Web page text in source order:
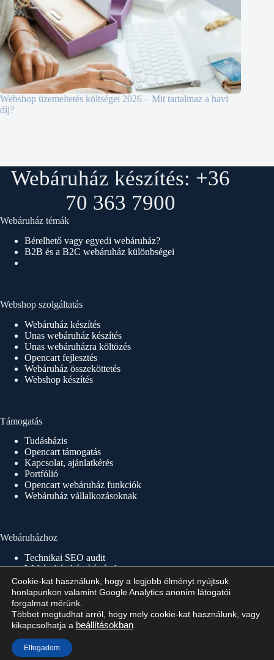
Webshop üzemeltetés költségei 2026 – Mit tartalmaz a havi
díj?
Webáruház készítés: +36
70 363 7900
Webáruház témák
Bérelhető vagy egyedi webáruház?
B2B és a B2C webáruház különbségei
Webshop szolgáltatás
Webáruház készítés
Unas webáruház készítés
Unas webáruházra költözés
Opencart fejlesztés
Webáruház összeköttetés
Webshop készítés
Támogatás
Tudásbázis
Opencart támogatás
Kapcsolat, ajánlatkérés
Portfólió
Opencart webáruház funkciók
Webáruház vállalkozásoknak
Webáruházhoz
Technikai SEO audit
Webáruház készítés árak
Webáruház készítés 1×1
Webáruház készítés menete
Webáruház indítás, üzemeltetés
Copyright © 2026 - Minden jog fenntartva!
Cookie-kat használunk, hogy a legjobb élményt nyújtsuk
honlapunkon valamint Google Analytics anoním látogatói
forgalmat mérünk.
Többet megtudhat arról, hogy mely cookie-kat használunk, vagy
kikapcsolhatja a beállításokban
Elfogadom